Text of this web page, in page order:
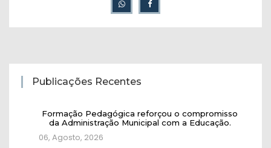
Publicações Recentes
Formação Pedagógica reforçou o compromisso
da Administração Municipal com a Educação.
06, Agosto, 2026